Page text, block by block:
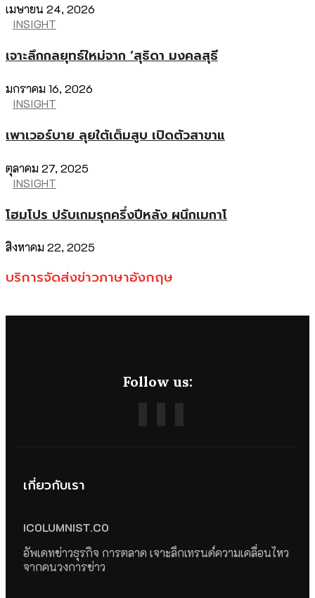
เมษายน 24, 2026
INSIGHT
เจาะลึกกลยุทธ์ใหม่จาก ‘สุธิดา มงคลสุธี
มกราคม 16, 2026
INSIGHT
เพาเวอร์บาย ลุยใต้เต็มสูบ เปิดตัวสาขาแ
ตุลาคม 27, 2025
INSIGHT
โฮมโปร ปรับเกมรุกครึ่งปีหลัง ผนึกเมกาโ
สิงหาคม 22, 2025
บริการจัดส่งข่าวภาษาอังกฤษ
Follow us:
เกี่ยวกับเรา
ICOLUMNIST.CO
อัพเดทข่าวธุรกิจ การตลาด เจาะลึกเทรนด์ความเคลื่อนไหว
จากคนวงการข่าว